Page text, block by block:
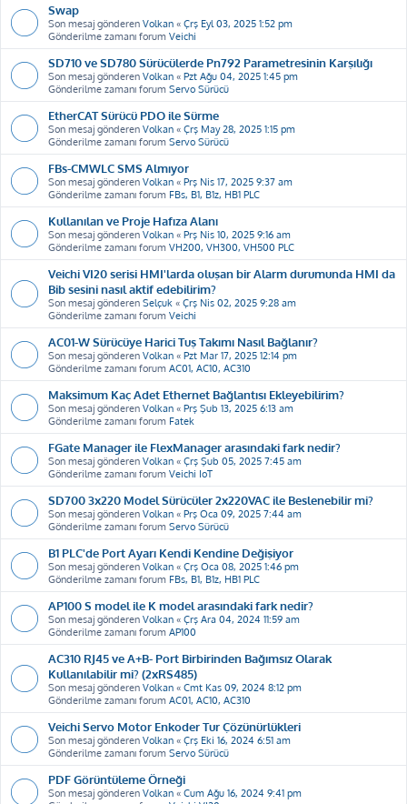
Swap
Son mesaj gönderen Volkan « Çrş Eyl 03, 2025 1:52 pm
Gönderilme zamanı forum Veichi
SD710 ve SD780 Sürücülerde Pn792 Parametresinin Karşılığı
Son mesaj gönderen Volkan « Pzt Ağu 04, 2025 1:45 pm
Gönderilme zamanı forum Servo Sürücü
EtherCAT Sürücü PDO ile Sürme
Son mesaj gönderen Volkan « Çrş May 28, 2025 1:15 pm
Gönderilme zamanı forum Servo Sürücü
FBs-CMWLC SMS Almıyor
Son mesaj gönderen Volkan « Prş Nis 17, 2025 9:37 am
Gönderilme zamanı forum FBs, B1, B1z, HB1 PLC
Kullanılan ve Proje Hafıza Alanı
Son mesaj gönderen Volkan « Prş Nis 10, 2025 9:16 am
Gönderilme zamanı forum VH200, VH300, VH500 PLC
Veichi VI20 serisi HMI'larda oluşan bir Alarm durumunda HMI da
Bib sesini nasıl aktif edebilirim?
Son mesaj gönderen Selçuk « Çrş Nis 02, 2025 9:28 am
Gönderilme zamanı forum Veichi
AC01-W Sürücüye Harici Tuş Takımı Nasıl Bağlanır?
Son mesaj gönderen Volkan « Pzt Mar 17, 2025 12:14 pm
Gönderilme zamanı forum AC01, AC10, AC310
Maksimum Kaç Adet Ethernet Bağlantısı Ekleyebilirim?
Son mesaj gönderen Volkan « Prş Şub 13, 2025 6:13 am
Gönderilme zamanı forum Fatek
FGate Manager ile FlexManager arasındaki fark nedir?
Son mesaj gönderen Volkan « Çrş Şub 05, 2025 7:45 am
Gönderilme zamanı forum Veichi IoT
SD700 3x220 Model Sürücüler 2x220VAC ile Beslenebilir mi?
Son mesaj gönderen Volkan « Prş Oca 09, 2025 7:44 am
Gönderilme zamanı forum Servo Sürücü
B1 PLC'de Port Ayarı Kendi Kendine Değişiyor
Son mesaj gönderen Volkan « Çrş Oca 08, 2025 1:46 pm
Gönderilme zamanı forum FBs, B1, B1z, HB1 PLC
AP100 S model ile K model arasındaki fark nedir?
Son mesaj gönderen Volkan « Çrş Ara 04, 2024 11:59 am
Gönderilme zamanı forum AP100
AC310 RJ45 ve A+B- Port Birbirinden Bağımsız Olarak
Kullanılabilir mi? (2xRS485)
Son mesaj gönderen Volkan « Cmt Kas 09, 2024 8:12 pm
Gönderilme zamanı forum AC01, AC10, AC310
Veichi Servo Motor Enkoder Tur Çözünürlükleri
Son mesaj gönderen Volkan « Çrş Eki 16, 2024 6:51 am
Gönderilme zamanı forum Servo Sürücü
PDF Görüntüleme Örneği
Son mesaj gönderen Volkan « Cum Ağu 16, 2024 9:41 pm